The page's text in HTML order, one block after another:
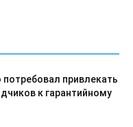
привлекать
к гарантийному